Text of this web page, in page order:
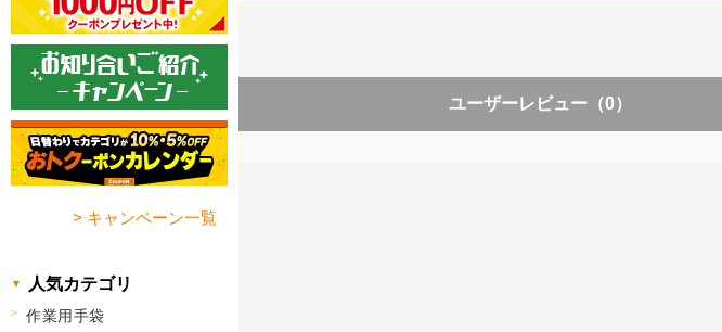
ユーザーレビュー （0）
> キャンペーン一覧
人気カテゴリ
作業用手袋